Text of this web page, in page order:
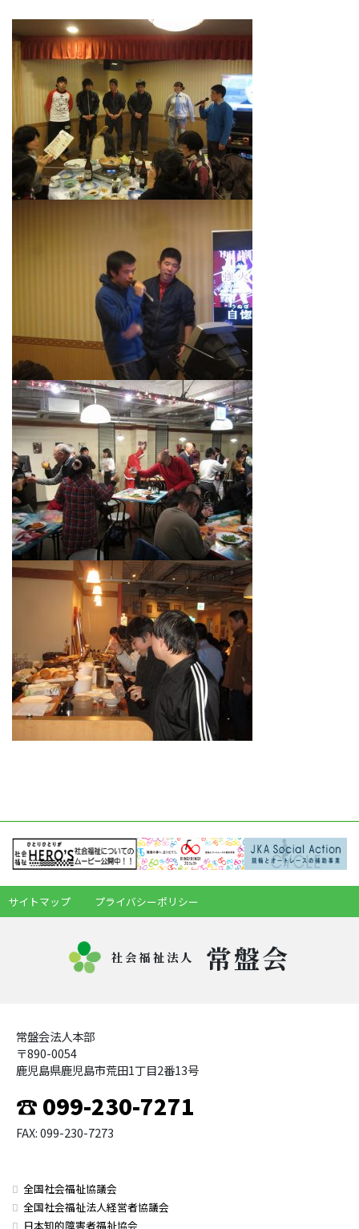
サイトマップ プライバシーポリシー
社会福祉法人 常盤会
常盤会法人本部
〒890-0054
鹿児島県鹿児島市荒田1丁目2番13号
☎ 099-230-7271
FAX: 099-230-7273
全国社会福祉協議会
全国社会福祉法人経営者協議会
日本知的障害者福祉協会